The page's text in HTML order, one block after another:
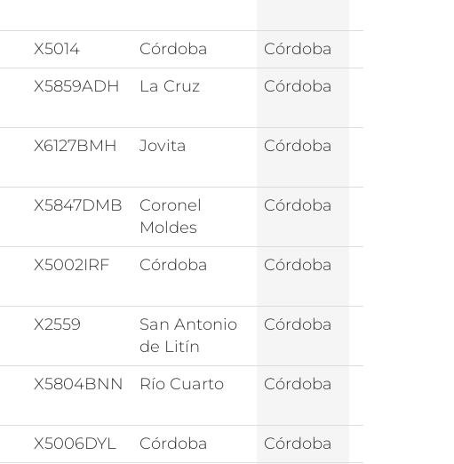
X5014 Córdoba
Córdoba
X5859ADH La Cruz Córdoba
X6127BMH Jovita Córdoba
X5847DMB
Coronel
Moldes
Córdoba
X5002IRF Córdoba Córdoba
X2559
San Antonio
de Litín
Córdoba
X5804BNN Río Cuarto Córdoba
X5006DYL Córdoba
Córdoba